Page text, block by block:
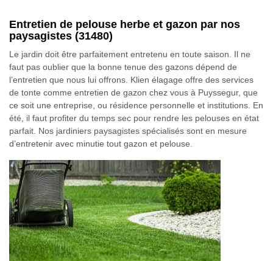
Entretien de pelouse herbe et gazon par nos
paysagistes (31480)
Le jardin doit être parfaitement entretenu en toute saison. Il ne
faut pas oublier que la bonne tenue des gazons dépend de
l’entretien que nous lui offrons. Klien élagage offre des services
de tonte comme entretien de gazon chez vous à Puyssegur, que
ce soit une entreprise, ou résidence personnelle et institutions. En
été, il faut profiter du temps sec pour rendre les pelouses en état
parfait. Nos jardiniers paysagistes spécialisés sont en mesure
d’entretenir avec minutie tout gazon et pelouse.